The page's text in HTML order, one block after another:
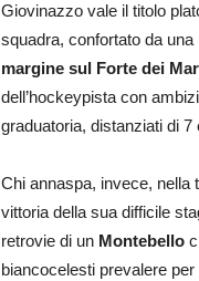
Giovinazzo vale il titolo
squadra, confortato da una
margine sul Forte dei
dell’hockeypista con
graduatoria, distanziati di 7
Chi annaspa, invece, nella
vittoria della sua difficile
retrovie di un Montebello
biancocelesti prevalere